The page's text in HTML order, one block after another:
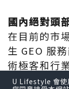
國內絕對頭
在目前的市
生 GEO 服
術極客和行
U Lifestyle 會使